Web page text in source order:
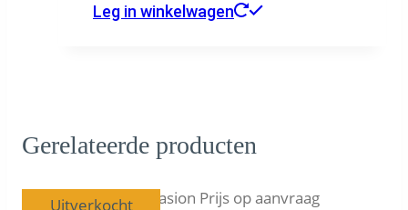
Leg in winkelwagen
Gerelateerde producten
Kenmerk:Occasion Prijs op aanvraag